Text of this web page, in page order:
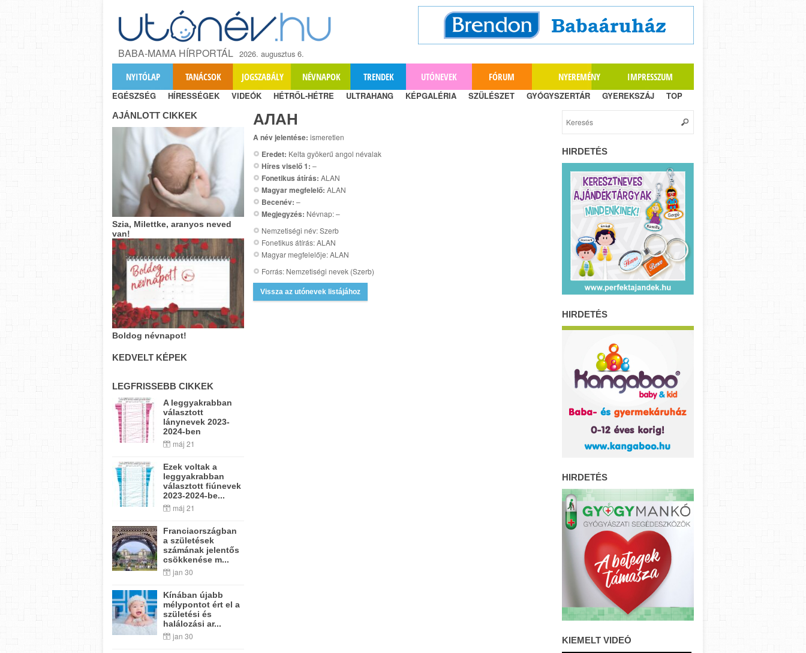
BABA-MAMA HÍRPORTÁL 2026. augusztus 6.
NYITÓLAP TANÁCSOK JOGSZABÁLY NÉVNAPOK TRENDEK UTÓNEVEK FÓRUM NYEREMÉNY IMPRESSZUM
EGÉSZSÉG HÍRESSÉGEK VIDEÓK HÉTRŐL-HÉTRE ULTRAHANG KÉPGALÉRIA SZÜLÉSZET GYÓGYSZERTÁR GYEREKSZÁJ TOP
АЛАН
A név jelentése: ismeretlen
Eredet: Kelta gyökerű angol névalak
Híres viselő 1: –
Fonetikus átírás: ALAN
Magyar megfelelő: ALAN
Becenév: –
Megjegyzés: Névnap: –
Nemzetiségi név: Szerb
Fonetikus átírás: ALAN
Magyar megfelelője: ALAN
Forrás: Nemzetiségi nevek (Szerb)
Vissza az utónevek listájához
AJÁNLOTT CIKKEK
Szia, Milettke, aranyos neved
van!
Boldog névnapot!
KEDVELT KÉPEK
LEGFRISSEBB CIKKEK
A leggyakrabban
választott
lánynevek 2023-
2024-ben
máj 21
Ezek voltak a
leggyakrabban
választott fiúnevek
2023-2024-be...
máj 21
Franciaországban
a születések
számának jelentős
csökkenése m...
jan 30
Kínában újabb
mélypontot ért el a
születési és
halálozási ar...
jan 30
HIRDETÉS
HIRDETÉS
HIRDETÉS
KIEMELT VIDEÓ